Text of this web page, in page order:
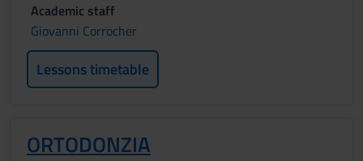
Academic staff
Giovanni Corrocher
Lessons timetable
ORTODONZIA